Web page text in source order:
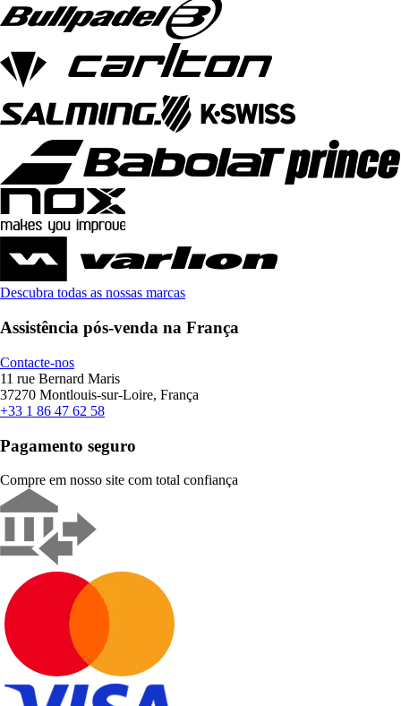
Descubra todas as nossas marcas
Assistência pós-venda na França
Contacte-nos
11 rue Bernard Maris
37270 Montlouis-sur-Loire, França
+33 1 86 47 62 58
Pagamento seguro
Compre em nosso site com total confiança